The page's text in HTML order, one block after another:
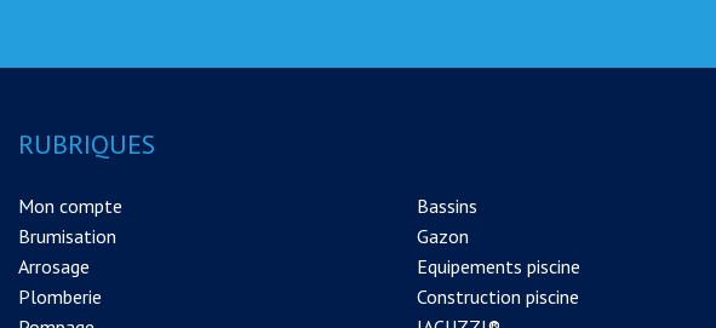
RUBRIQUES
Mon compte
Brumisation
Arrosage
Plomberie
Bassins
Gazon
Equipements piscine
Construction piscine